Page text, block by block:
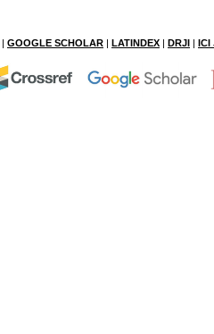
GOOGLE SCHOLAR LATINDEX DRJI